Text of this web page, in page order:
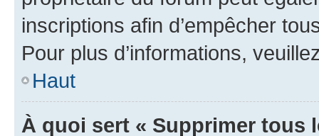
inscriptions afin d’empêcher
Pour plus d’informations,
Haut
À quoi sert « Supprimer tous